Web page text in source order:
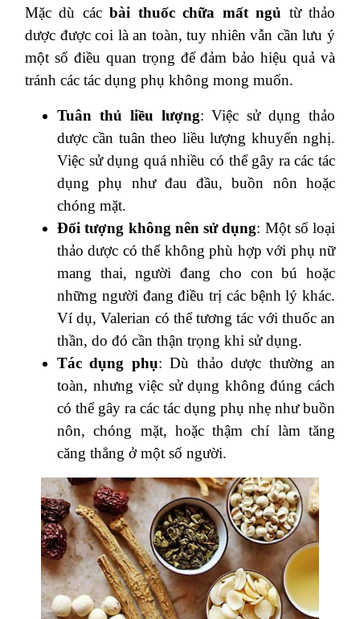
Mặc dù cácbài thuốc chữa mất ngủ từ thảo
dược được coi là an toàn, tuy nhiên vẫn cần lưu ý
một số điều quan trọng để đảm bảo hiệu quả và
tránh các tác dụng phụ không mong muốn.
Tuân thủ liều lượng: Việc sử dụng thảo
dược cần tuân theo liều lượng khuyến nghị.
Việc sử dụng quá nhiều có thể gây ra các tác
dụng phụ như đau đầu, buồn nôn hoặc
chóng mặt.
Đối tượng không nên sử dụng: Một số loại
thảo dược có thể không phù hợp với phụ nữ
mang thai, người đang cho con bú hoặc
những người đang điều trị các bệnh lý khác.
Ví dụ, Valerian có thể tương tác với thuốc an
thần, do đó cần thận trọng khi sử dụng.
Tác dụng phụ: Dù thảo dược thường an
toàn, nhưng việc sử dụng không đúng cách
có thể gây ra các tác dụng phụ nhẹ như buồn
nôn, chóng mặt, hoặc thậm chí làm tăng
căng thẳng ở một số người.